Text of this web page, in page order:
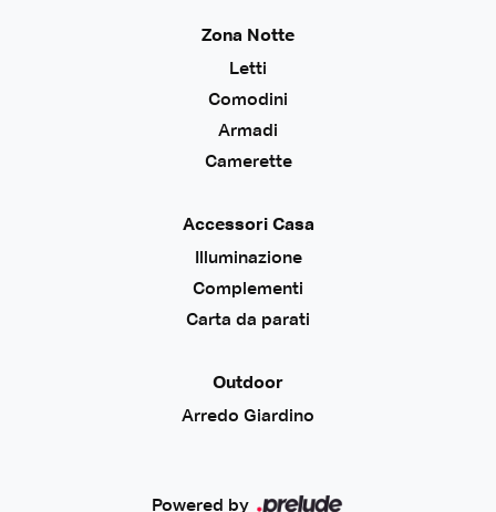
Zona Notte
Letti
Comodini
Armadi
Camerette
Accessori Casa
Illuminazione
Complementi
Carta da parati
Outdoor
Arredo Giardino
Powered by